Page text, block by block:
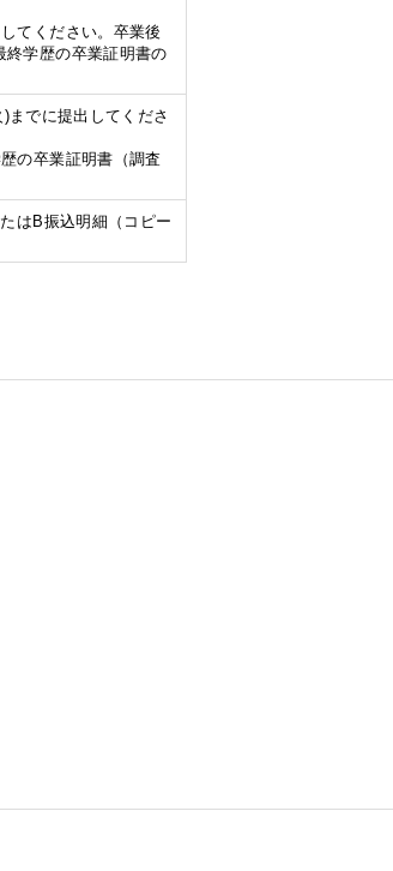
てください。卒業後
終学歴の卒業証明書の
までに提出してくださ
の卒業証明書（調査
はB振込明細（コピー